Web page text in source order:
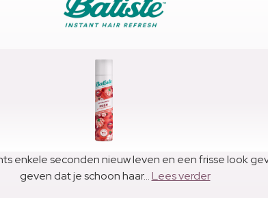
enkele seconden nieuw leven en een frisse look
geven dat je schoon haar...Lees verder